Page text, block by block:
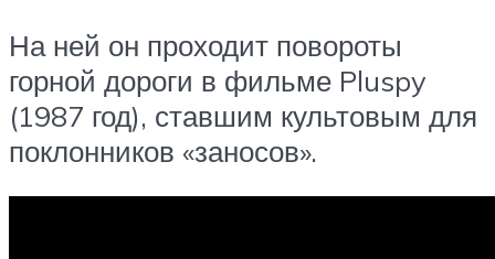
На ней он проходит повороты
горной дороги в фильме Pluspy
(1987 год), ставшим культовым для
поклонников «заносов».